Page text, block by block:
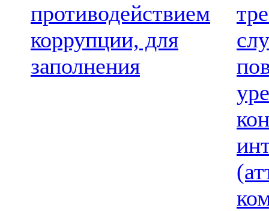
противодействием
коррупции, для
заполнения